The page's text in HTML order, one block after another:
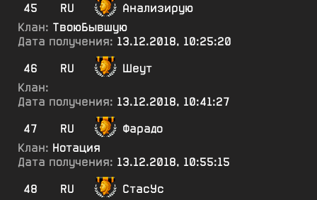
45
RU
Анализирую
Клан: ТвоюБывшую
Дата получения: 13.12.2018, 10:25:20
46
RU
Шеут
Клан:
Дата получения: 13.12.2018, 10:41:27
47
RU
Фарадо
Клан: Нотация
Дата получения: 13.12.2018, 10:55:15
48
RU
СтасУс